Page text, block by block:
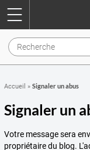
Accueil » Signaler un abus
Signaler un
Votre message sera
propriétaire du blog.